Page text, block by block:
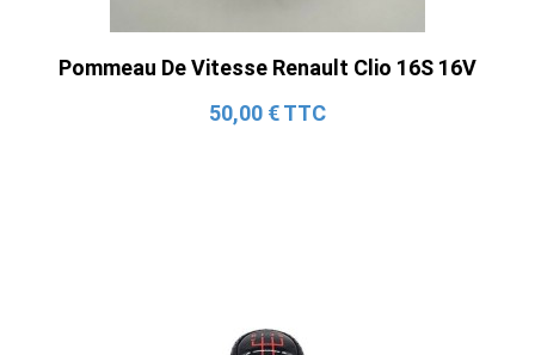
Pommeau De Vitesse Renault Clio 16S 16V
50,00 € TTC